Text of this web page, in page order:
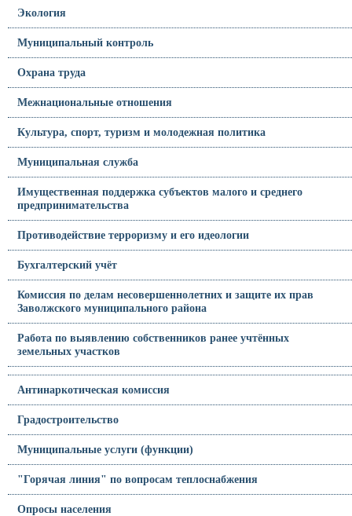
Экология
Муниципальный контроль
Охрана труда
Межнациональные отношения
Культура, спорт, туризм и молодежная политика
Муниципальная служба
Имущественная поддержка субъектов малого и среднего
предпринимательства
Противодействие терроризму и его идеологии
Бухгалтерский учёт
Комиссия по делам несовершеннолетних и защите их прав
Заволжского муниципального района
Работа по выявлению собственников ранее учтённых
земельных участков
Антинаркотическая комиссия
Градостроительство
Муниципальные услуги (функции)
"Горячая линия" по вопросам теплоснабжения
Опросы населения